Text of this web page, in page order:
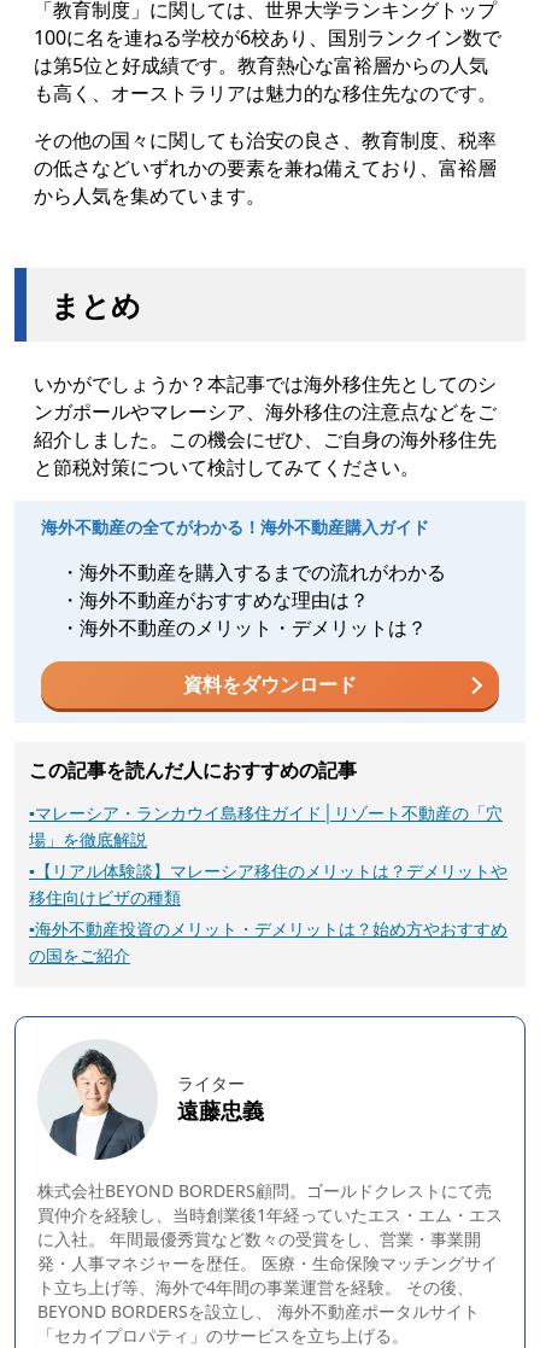
「教育制度」に関しては、世界大学ランキングトップ
100に名を連ねる学校が6校あり、国別ランクイン数で
は第5位と好成績です。教育熱心な富裕層からの人気
も高く、オーストラリアは魅力的な移住先なのです。
その他の国々に関しても治安の良さ、教育制度、税率
の低さなどいずれかの要素を兼ね備えており、富裕層
から人気を集めています。
まとめ
いかがでしょうか？本記事では海外移住先としてのシ
ンガポールやマレーシア、海外移住の注意点などをご
紹介しました。この機会にぜひ、ご自身の海外移住先
と節税対策について検討してみてください。
海外不動産の全てがわかる！海外不動産購入ガイド
・海外不動産を購入するまでの流れがわかる
・海外不動産がおすすめな理由は？
・海外不動産のメリット・デメリットは？
資料をダウンロード
この記事を読んだ人におすすめの記事
▪マレーシア・ランカウイ島移住ガイド│リゾート不動産の「穴
場」を徹底解説
▪ 【リアル体験談】マレーシア移住のメリットは？デメリットや
移住向けビザの種類
▪海外不動産投資のメリット・デメリットは？始め方やおすすめ
の国をご紹介
ライター
遠藤忠義
株式会社BEYOND BORDERS顧問。ゴールドクレストにて売
買仲介を経験し、当時創業後1年経っていたエス・エム・エス
に入社。 年間最優秀賞など数々の受賞をし、営業・事業開
発・人事マネジャーを歴任。 医療・生命保険マッチングサイ
ト立ち上げ等、海外で4年間の事業運営を経験。 その後、
BEYOND BORDERSを設立し、 海外不動産ポータルサイト
「セカイプロパティ」のサービスを立ち上げる。